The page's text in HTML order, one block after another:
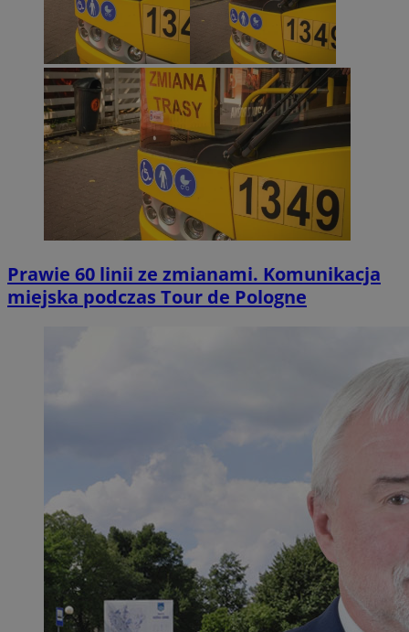
Prawie 60 linii ze zmianami. Komunikacja
miejska podczas Tour de Pologne